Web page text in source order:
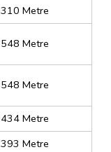
310 Metre
548 Metre
548 Metre
434 Metre
393 Metre